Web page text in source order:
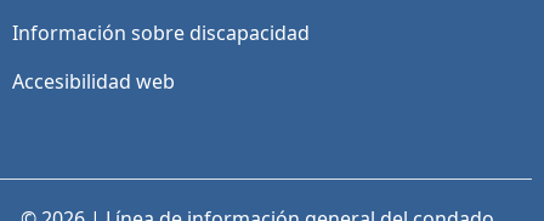
Información sobre discapacidad
Accesibilidad web